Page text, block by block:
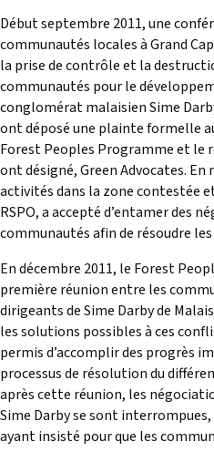
Début septembre 2011, une
communautés locales à Grand
la prise de contrôle et la
communautés pour le
conglomérat malaisien Sime
ont déposé une plainte formelle
Forest Peoples Programme et le
ont désigné, Green Advocates. En
activités dans la zone contestée
RSPO, a accepté d’entamer des
communautés afin de résoudre
En décembre 2011, le Forest
première réunion entre les
dirigeants de Sime Darby de
les solutions possibles à ces
permis d’accomplir des progrès
processus de résolution du
après cette réunion, les
Sime Darby se sont
ayant insisté pour que les